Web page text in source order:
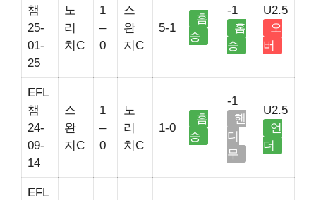
챔
25-
01-
25
노
리
치C
1
–
0
스
완
지C
5-1
홈
승
-1
홈
승
U2.5
오
버
EFL
챔
24-
09-
14
스
완
지C
1
–
0
노
리
치C
1-0
홈
승
-1
핸
디
무
U2.5
언
더
EFL